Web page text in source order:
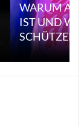
WARUM
IST UND
SCHÜTZEN